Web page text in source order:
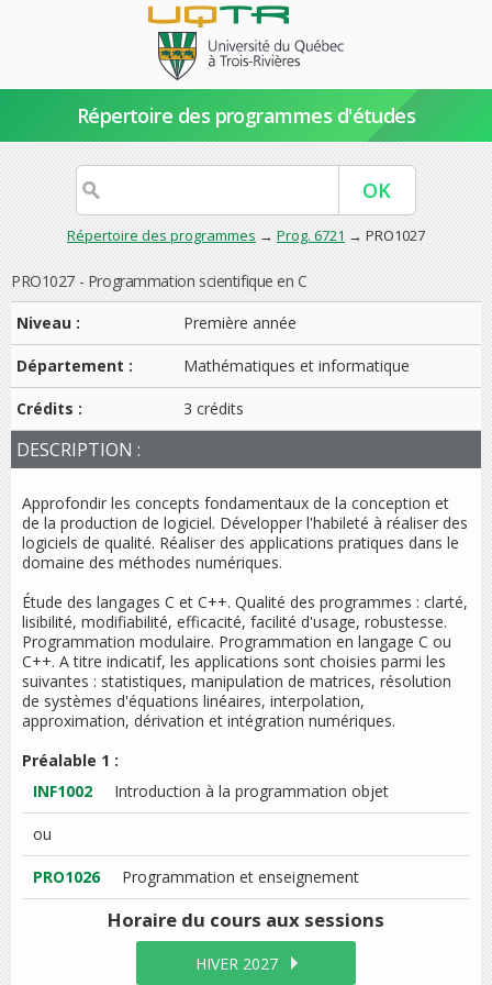
Répertoire des programmes d'études
Répertoire des programmes → Prog. 6721 → PRO1027
PRO1027 - Programmation scientifique en C
Niveau :
Première année
Département : Mathématiques et informatique
Crédits : 3 crédits
DESCRIPTION :
Approfondir les concepts fondamentaux de la conception et
de la production de logiciel. Développer l'habileté à réaliser des
logiciels de qualité. Réaliser des applications pratiques dans le
domaine des méthodes numériques.
Étude des langages C et C++. Qualité des programmes : clarté,
lisibilité, modifiabilité, efficacité, facilité d'usage, robustesse.
Programmation modulaire. Programmation en langage C ou
C++. A titre indicatif, les applications sont choisies parmi les
suivantes : statistiques, manipulation de matrices, résolution
de systèmes d'équations linéaires, interpolation,
approximation, dérivation et intégration numériques.
Préalable 1 :
INF1002
Introduction à la programmation objet
ou
PRO1026 Programmation et enseignement
Horaire du cours aux sessions
HIVER 2027